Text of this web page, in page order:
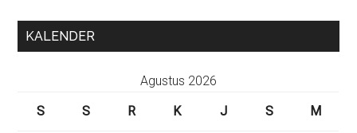
KALENDER
Agustus 2026
S
S R K J S M